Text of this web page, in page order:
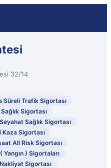
32/14
Süreli Trafik Sigortası
Sigortası
Seyahat Sağlık Sigortası
Kaza Sigortası
All Risk Sigortası
Yangın ) Sigortaları
Sigortası